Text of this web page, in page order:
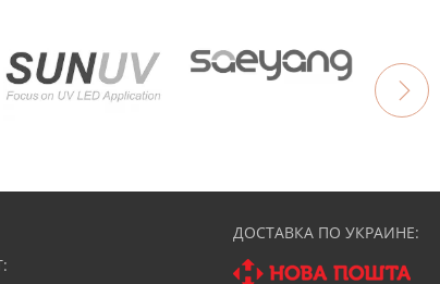
ДОСТАВКА ПО УКРАИНЕ: